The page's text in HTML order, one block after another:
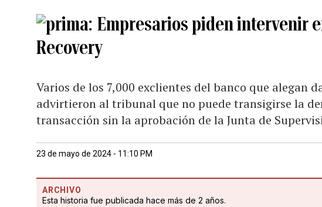
Empresarios piden intervenir
Recovery
Varios de los 7,000 exclientes del banco que alegan
advirtieron al tribunal que no puede transigirse la
transacción sin la aprobación de la Junta de
23 de mayo de 2024 - 11:10 PM
ARCHIVO
Esta historia fue publicada hace más de 2 años.